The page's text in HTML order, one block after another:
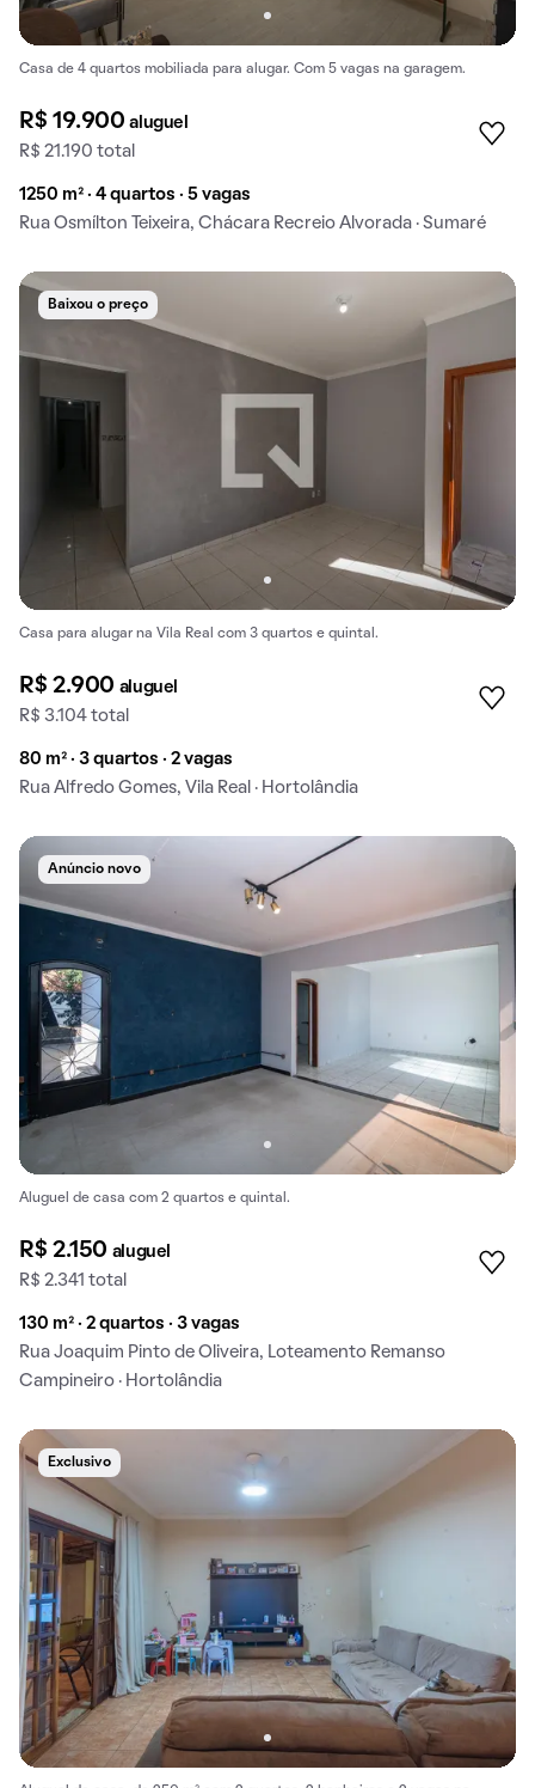
Casa de 4 quartos mobiliada para alugar. Com 5 vagas na garagem.
R$ 19.900aluguel
R$ 21.190 total
1250 m² · 4 quartos · 5 vagas
Rua Osmílton Teixeira, Chácara Recreio Alvorada · Sumaré
Baixou o preço
Casa para alugar na Vila Real com 3 quartos e quintal.
R$ 2.900 aluguel
R$ 3.104 total
80 m² · 3 quartos · 2 vagas
Rua Alfredo Gomes, Vila Real · Hortolândia
Anúncio novo
Aluguel de casa com 2 quartos e quintal.
R$ 2.150 aluguel
R$ 2.341 total
130 m² · 2 quartos · 3 vagas
Rua Joaquim Pinto de Oliveira, Loteamento Remanso
Campineiro · Hortolândia
Exclusivo